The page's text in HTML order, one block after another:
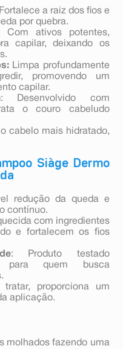
a raiz dos fios e
por quebra.
Com ativos potentes,
capilar, deixando os
Limpa profundamente
promovendo um
capilar.
: Desenvolvido com
o couro cabeludo
cabelo mais hidratado,
Siàge Dermo
redução da queda e
contínuo.
com ingredientes
e fortalecem os fios
: Produto testado
para quem busca
proporciona um
aplicação.
molhados fazendo uma